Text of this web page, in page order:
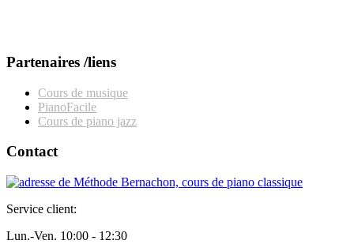
Partenaires /liens
Cours de musique
PianoFacile
Cours de piano jazz
Contact
Service client:
Lun.-Ven. 10:00 - 12:30